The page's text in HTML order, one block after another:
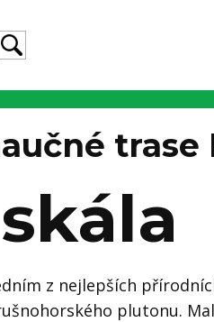
trase
z nejlepších
plutonu.